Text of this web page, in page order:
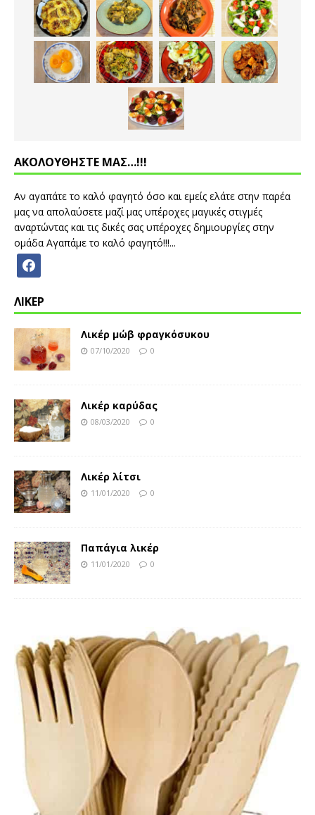
ΑΚΟΛΟΥΘΗΣΤΕ ΜΑΣ…!!!
Αν αγαπάτε το καλό φαγητό όσο και εμείς ελάτε στην παρέα
μας να απολαύσετε μαζί μας υπέροχες μαγικές στιγμές
αναρτώντας και τις δικές σας υπέροχες δημιουργίες στην
ομάδα Αγαπάμε το καλό φαγητό!!!...
ΛΙΚΕΡ
Λικέρ μώβ φραγκόσυκου
07/10/2020 0
Λικέρ καρύδας
08/03/2020 0
Λικέρ λίτσι
11/01/2020 0
Παπάγια λικέρ
11/01/2020 0